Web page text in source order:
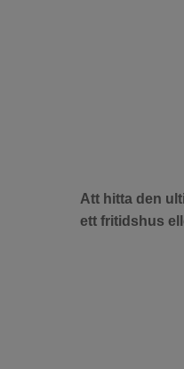
Att hitta den
ett fritidshus